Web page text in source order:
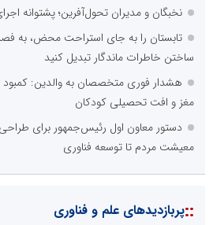
نخبگان و مدیران تحول‌آفرین؛ پشتوانه
تابستان را به جای استراحت محض، به
ساختن خاطرات ماندگار تبدیل کنید
هشدار فوری متخصصان به والدین:
مغز و افت تحصیلی کودکان
دستور معاون اول رئیس‌جمهور برای طراحی
معیشت مردم تا توسعه فناوری
::پربازدیدهای علم و فناوری